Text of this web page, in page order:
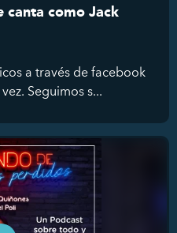
canta como Jack
a través de facebook
Seguimos s...